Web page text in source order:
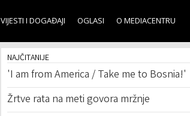
VIJESTI I DOGAĐAJI OGLASI O MEDIACENTRU
NAJČITANIJE
'I am from America / Take me to Bosnia!'
Žrtve rata na meti govora mržnje